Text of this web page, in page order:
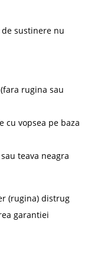
sustinere nu
rugina sau
cu vopsea pe baza
teava neagra
(rugina) distrug
garantiei